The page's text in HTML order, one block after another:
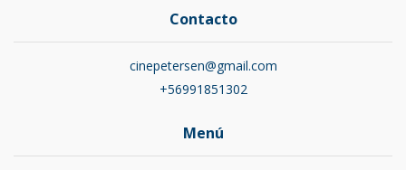
Contacto
cinepetersen@gmail.com
+56991851302
Menú